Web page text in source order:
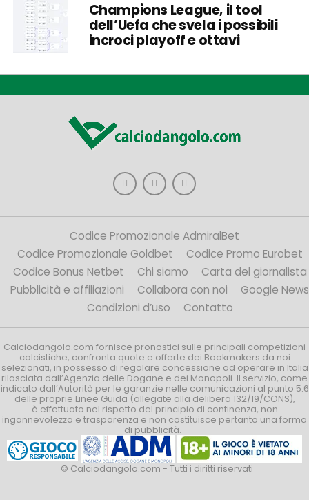
Champions League, il tool
dell’Uefa che svela i possibili
incroci playoff e ottavi
Codice Promozionale AdmiralBet
Codice Promozionale Goldbet
Codice Promo Eurobet
Codice Bonus Netbet
Chi siamo
Carta del giornalista
Pubblicità e affiliazioni
Collabora con noi
Google News
Condizioni d’uso
Contatto
Calciodangolo.com fornisce pronostici sulle principali competizioni
calcistiche, confronta quote e offerte dei Bookmakers da noi
selezionati, in possesso di regolare concessione ad operare in Italia
rilasciata dall’Agenzia delle Dogane e dei Monopoli. Il servizio, come
indicato dall’Autorità per le garanzie nelle comunicazioni al punto 5.6
delle proprie Linee Guida (allegate alla delibera 132/19/CONS),
è effettuato nel rispetto del principio di continenza, non
ingannevolezza e trasparenza e non costituisce pertanto una forma
di pubblicità.
© Calciodangolo.com - Tutti i diritti riservati